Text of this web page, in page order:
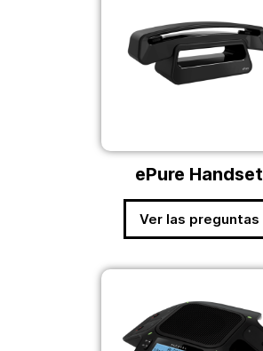
ePure Handset
Ver las preguntas